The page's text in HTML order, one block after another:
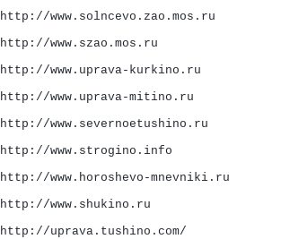
http://www.solncevo.zao.mos.ru
http://www.szao.mos.ru
http://www.uprava-kurkino.ru
http://www.uprava-mitino.ru
http://www.severnoetushino.ru
http://www.strogino.info
http://www.horoshevo-mnevniki.ru
http://www.shukino.ru
http://uprava.tushino.com/